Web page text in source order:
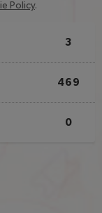
Policy.
3
469
0